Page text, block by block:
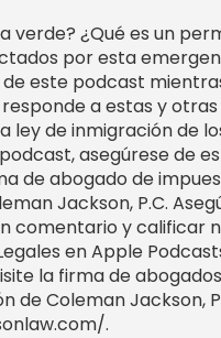
verde? ¿Qué es un
por esta
de este podcast
a estas y
ley de inmigración de
asegúrese de
de abogado de
Jackson, P.C.
comentario y calificar
en Apple
la firma de
de Coleman Jackson,
.